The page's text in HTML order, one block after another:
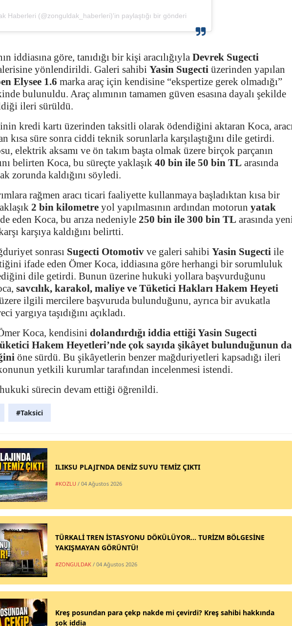
Haberleri (@zonguldak_haberleri)'in paylaştığı bir gönderi
iddiasına göre, tanıdığı bir kişi aracılığıyla Devrek Sugecti
yönlendirildi. Galeri sahibi Yasin Sugecti üzerinden yapılan
Elysee 1.6 marka araç için kendisine “ekspertize gerek olmadığı”
bulunuldu. Araç alımının tamamen güven esasına dayalı şekilde
ileri sürüldü.
kredi kartı üzerinden taksitli olarak ödendiğini aktaran Koca,
kısa süre sonra ciddi teknik sorunlarla karşılaştığını dile getirdi.
elektrik aksamı ve ön takım başta olmak üzere birçok parçanın
belirten Koca, bu süreçte yaklaşık 40 bin ile 50 bin TL arasında
zorunda kaldığını söyledi.
rağmen aracı ticari faaliyette kullanmaya başladıktan kısa bir
2 bin kilometre yol yapılmasının ardından motorun yatak
eden Koca, bu arıza nedeniyle 250 bin ile 300 bin TL arasında
karşıya kaldığını belirtti.
sonrası Sugecti Otomotiv ve galeri sahibi Yasin Sugecti ile
ifade eden Ömer Koca, iddiasına göre herhangi bir sorumluluk
dile getirdi. Bunun üzerine hukuki yollara başvurduğunu
savcılık, karakol, maliye ve Tüketici Hakları Hakem Heyeti
ilgili mercilere başvuruda bulunduğunu, ayrıca bir avukatla
yargıya taşıdığını açıkladı.
Koca, kendisini dolandırdığı iddia ettiği Yasin Sugecti
Hakem Heyetleri’nde çok sayıda şikâyet bulunduğunun da
öne sürdü. Bu şikâyetlerin benzer mağduriyetleri kapsadığı ileri
yetkili kurumlar tarafından incelenmesi istendi.
sürecin devam ettiği öğrenildi.
#Taksici
ILIKSU PLAJI’NDA DENİZ SUYU TEMİZ ÇIKTI
#KOZLU / 04 Ağustos 2026
TÜRKALİ TREN İSTASYONU DÖKÜLÜYOR... TURİZM BÖLGESİNE
YAKIŞMAYAN GÖRÜNTÜ!
#ZONGULDAK / 04 Ağustos 2026
Kreş posundan para çekp nakde mi çevirdi? Kreş sahibi hakkında
şok iddia